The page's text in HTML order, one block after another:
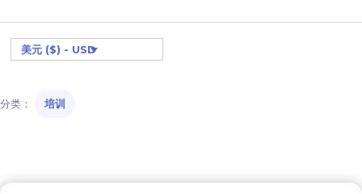
织
成
的
美元 ($) - USD
分类： 培训